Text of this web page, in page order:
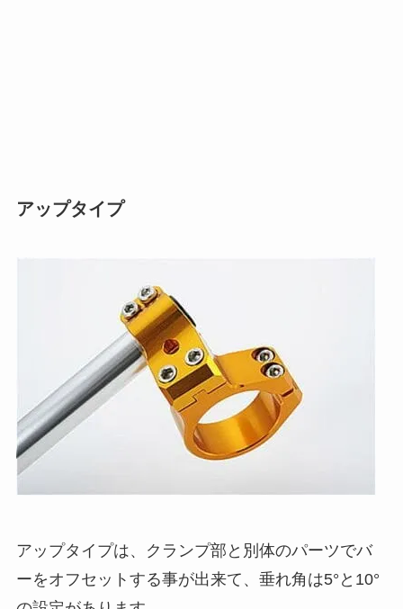
アップタイプ
アップタイプは、クランプ部と別体のパーツでバ
ーをオフセットする事が出来て、垂れ角は5°と10°